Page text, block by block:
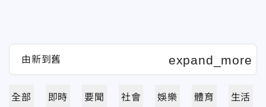
全部 即時 要聞 社會 娛樂 體育 生活